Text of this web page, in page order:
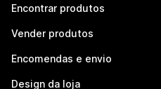
Encontrar produtos
Vender produtos
Encomendas e envio
Design da loja